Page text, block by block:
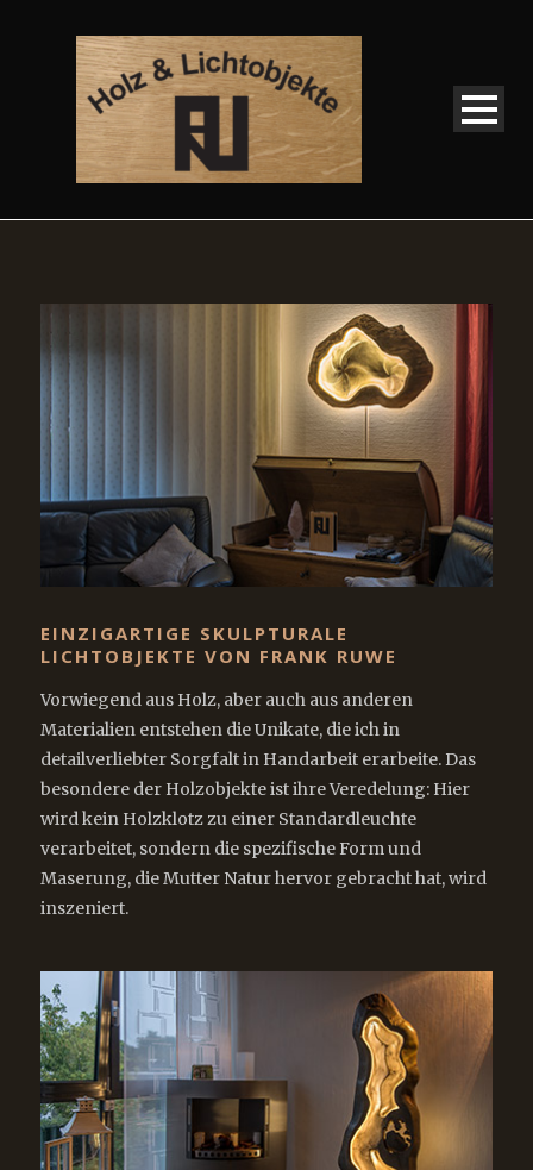
EINZIGARTIGE SKULPTURALE
LICHTOBJEKTE VON FRANK RUWE
Vorwiegend aus Holz, aber auch aus anderen
Materialien entstehen die Unikate, die ich in
detailverliebter Sorgfalt in Handarbeit erarbeite. Das
besondere der Holzobjekte ist ihre Veredelung: Hier
wird kein Holzklotz zu einer Standardleuchte
verarbeitet, sondern die spezifische Form und
Maserung, die Mutter Natur hervor gebracht hat, wird
inszeniert.